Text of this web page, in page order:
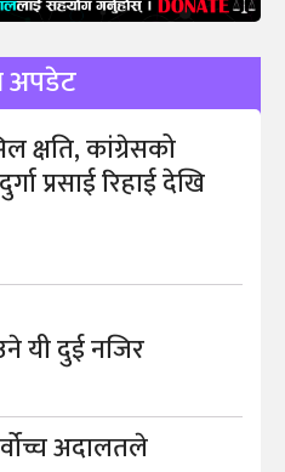
अपडेट
क्षति, कांग्रेसको
प्रसाई रिहाई देखि
यी दुई नजिर
अदालतले